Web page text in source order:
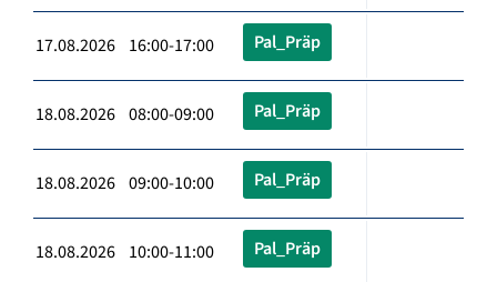
17.08.2026 16:00-17:00 Pal_Präp
18.08.2026 08:00-09:00 Pal_Präp
18.08.2026 09:00-10:00 Pal_Präp
18.08.2026 10:00-11:00 Pal_Präp